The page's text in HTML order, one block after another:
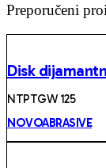
Preporučeni
Disk
NTPTGW 125
NOVOABRASIVE